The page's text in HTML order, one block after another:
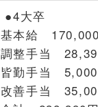
●4大卒
基本給
調整手当
皆勤手当 5,000
改善手当